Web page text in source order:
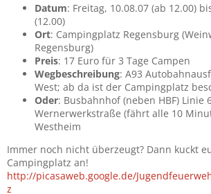
Datum: Freitag, 10.08.07 (ab 12.00)
(12.00)
Ort: Campingplatz Regensburg
Regensburg)
Preis: 17 Euro für 3 Tage Campen
Wegbeschreibung: A93
West; ab da ist der Campingplatz
Oder: Busbahnhof (neben HBF) Linie
Wernerwerkstraße (fährt alle 10
Westheim
Immer noch nicht überzeugt? Dann kuckt
Campingplatz an!
http://picasaweb.google.de/
z